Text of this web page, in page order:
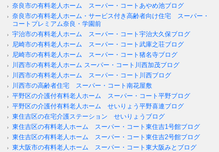
奈良市の有料老人ホーム スーパー・コートあやめ池ブログ
奈良市の有料老人ホーム・サービス付き高齢者向け住宅 スーパー・
コートプレミアム奈良・学園前
宇治市の有料老人ホーム スーパー・コート宇治大久保ブログ
尼崎市の有料老人ホーム スーパー・コート武庫之荘ブログ
尼崎市の有料老人ホーム スーパー・コート猪名寺ブログ
川西市の有料老人ホーム スーパー・コート川西加茂ブログ
川西市の有料老人ホーム スーパー・コート川西ブログ
川西市の高齢者住宅 スーパー・コート南花屋敷
平野区の介護付有料老人ホーム スーパー・コート平野ブログ
平野区の介護付有料老人ホーム せいりょう平野喜連ブログ
東住吉区の在宅介護ステーション せいりょうブログ
東住吉区の有料老人ホーム スーパー・コート東住吉1号館ブログ
東住吉区の有料老人ホーム スーパー・コート東住吉2号館ブログ
東大阪市の有料老人ホーム スーパー・コート東大阪みとブログ